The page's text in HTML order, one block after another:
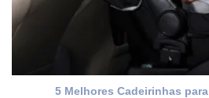
5 Melhores Cadeirinhas